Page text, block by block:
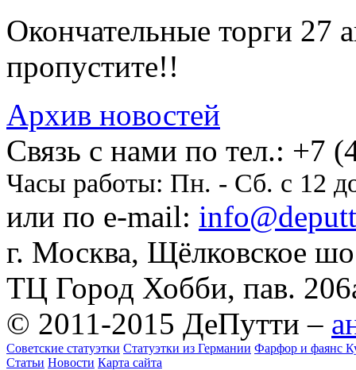
Окончательные торги 27
пропустите!!
Архив новостей
Cвязь с нами по тел.: +7
Часы работы: Пн. - Сб. с 12
или по e-mail:
г. Москва, Щёлковское
ТЦ Город Хобби, пав.
© 2011-2015 ДеПутти –
Советские статуэтки Статуэтки из Германии Фарфор и фаянс
Статьи Новости Карта сайта